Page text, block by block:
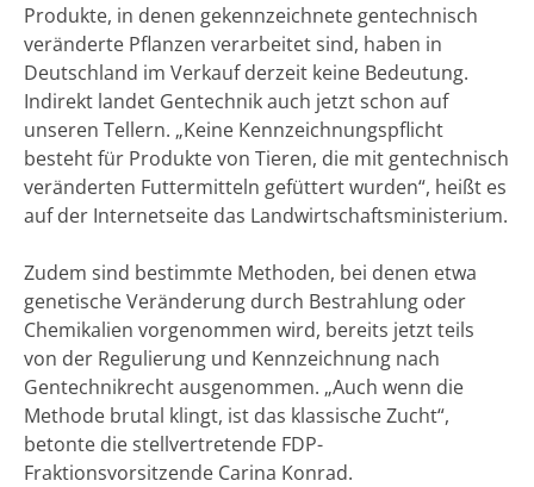
Produkte, in denen gekennzeichnete gentechnisch
veränderte Pflanzen verarbeitet sind, haben in
Deutschland im Verkauf derzeit keine Bedeutung.
Indirekt landet Gentechnik auch jetzt schon auf
unseren Tellern. „Keine Kennzeichnungspflicht
besteht für Produkte von Tieren, die mit gentechnisch
veränderten Futtermitteln gefüttert wurden“, heißt es
auf der Internetseite das Landwirtschaftsministerium.
Zudem sind bestimmte Methoden, bei denen etwa
genetische Veränderung durch Bestrahlung oder
Chemikalien vorgenommen wird, bereits jetzt teils
von der Regulierung und Kennzeichnung nach
Gentechnikrecht ausgenommen. „Auch wenn die
Methode brutal klingt, ist das klassische Zucht“,
betonte die stellvertretende FDP-
Fraktionsvorsitzende Carina Konrad.